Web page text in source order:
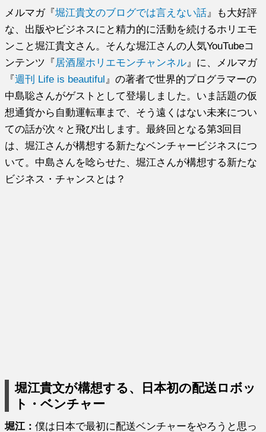
メルマガ『堀江貴文のブログでは言えない話 』も大好評
な、出版やビジネスにと精力的に活動を続けるホリエモ
ンこと堀江貴文さん。そんな堀江さんの人気YouTubeコ
ンテンツ『 居酒屋ホリエモンチャンネル 』に、メルマガ
『週刊 Life is beautiful 』の著者で世界的プログラマーの
中島聡さんがゲストとして登場しました。いま話題の仮
想通貨から自動運転車まで、そう遠くはない未来につい
ての話が次々と飛び出します。最終回となる第3回目
は、堀江さんが構想する新たなベンチャービジネスにつ
いて。中島さんを唸らせた、堀江さんが構想する新たな
ビジネス・チャンスとは？
堀江貴文が構想する、日本初の配送ロボッ
ト・ベンチャー
堀江 ：僕は日本で最初に配送ベンチャーをやろうと思っ